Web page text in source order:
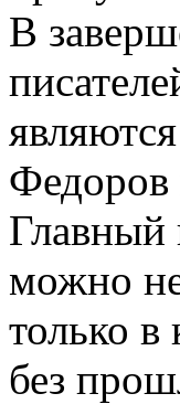
В
Федоров
Главный
можно
только
без